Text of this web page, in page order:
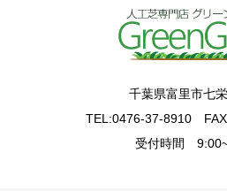
千葉県富里市七
TEL:0476-37-8910
受付時間